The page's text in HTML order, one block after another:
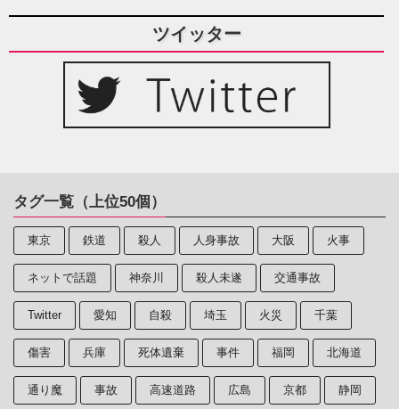
ツイッター
タグ一覧（上位50個）
東京 鉄道 殺人 人身事故 大阪 火事
ネットで話題 神奈川 殺人未遂 交通事故
Twitter 愛知 自殺 埼玉 火災 千葉
傷害 兵庫 死体遺棄 事件 福岡 北海道
通り魔 事故 高速道路 広島 京都 静岡